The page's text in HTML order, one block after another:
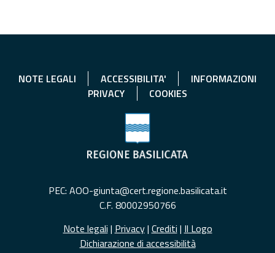
NOTE LEGALI ACCESSIBILITA'
INFORMAZIONI
PRIVACY
COOKIES
PEC: AOO-giunta@cert.regione.basilicata.it
C.F. 80002950766
Note legali | Privacy| Crediti | Il Logo
Dichiarazione di accessibilità